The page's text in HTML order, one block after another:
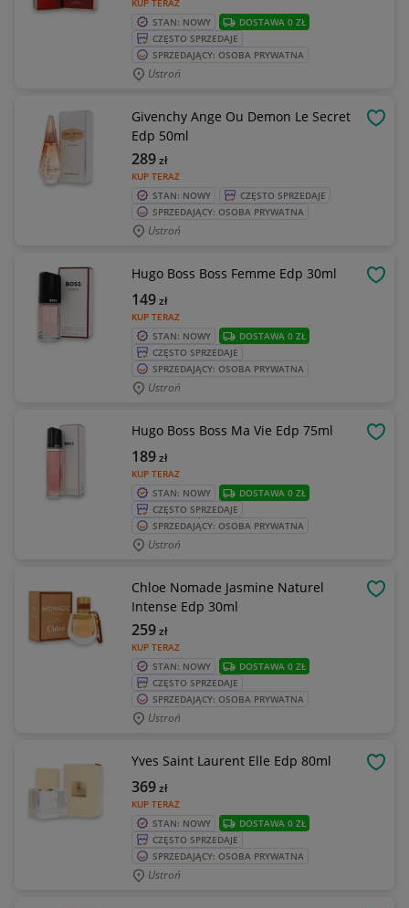
KUP TERAZ
STAN: NOWY
DOSTAWA 0 ZŁ
CZĘSTO SPRZEDAJE
SPRZEDAJĄCY: OSOBA PRYWATNA
Ustroń
Givenchy Ange Ou Demon Le Secret
Edp 50ml
KUP TERAZ
289zł
STAN: NOWY
CZĘSTO SPRZEDAJE
SPRZEDAJĄCY: OSOBA PRYWATNA
Ustroń
Hugo Boss Boss Femme Edp 30ml
KUP TERAZ
149zł
STAN: NOWY
DOSTAWA 0 ZŁ
CZĘSTO SPRZEDAJE
SPRZEDAJĄCY: OSOBA PRYWATNA
Ustroń
Hugo Boss Boss Ma Vie Edp 75ml
KUP TERAZ
189zł
STAN: NOWY
DOSTAWA 0 ZŁ
CZĘSTO SPRZEDAJE
SPRZEDAJĄCY: OSOBA PRYWATNA
Ustroń
Chloe Nomade Jasmine Naturel
Intense Edp 30ml
KUP TERAZ
259zł
STAN: NOWY
DOSTAWA 0 ZŁ
CZĘSTO SPRZEDAJE
SPRZEDAJĄCY: OSOBA PRYWATNA
Ustroń
Yves Saint Laurent Elle Edp 80ml
KUP TERAZ
369zł
STAN: NOWY
DOSTAWA 0 ZŁ
CZĘSTO SPRZEDAJE
SPRZEDAJĄCY: OSOBA PRYWATNA
Ustroń